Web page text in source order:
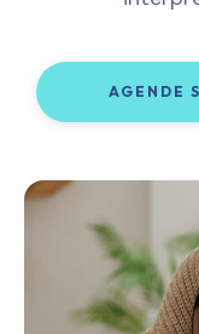
AGENDE